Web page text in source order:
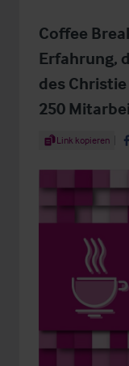
Coffee
Erfahrung,
des
250
Share Article
Link kopieren